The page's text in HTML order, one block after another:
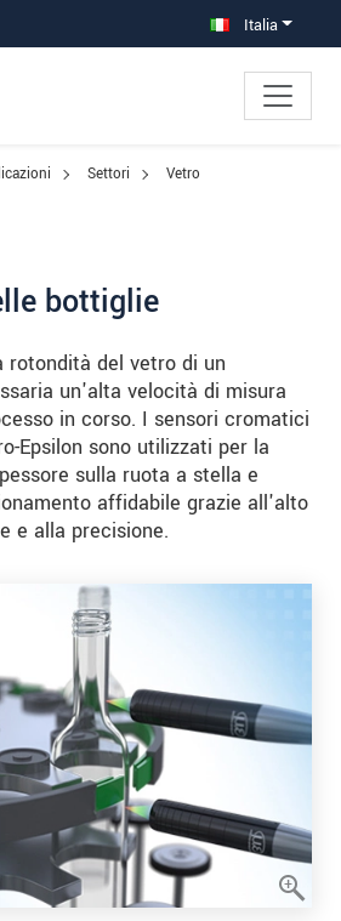
Italia
Settori
Vetro
bottiglie
rotondità del vetro di un
un'alta velocità di misura
in corso. I sensori cromatici
Epsilon sono utilizzati per la
sulla ruota a stella e
affidabile grazie all'alto
e alla precisione.